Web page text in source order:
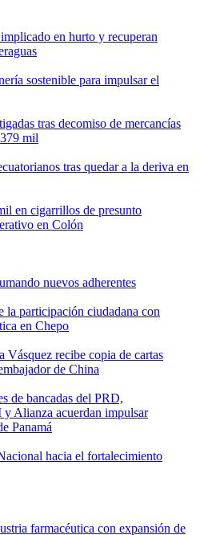
en hurto y recuperan
sostenible para impulsar el
tras decomiso de mercancías
mil
tras quedar a la deriva en
en cigarrillos de presunto
en Colón
nuevos adherentes
la participación ciudadana con
en Chepo
recibe copia de cartas
de China
de bancadas del PRD,
Alianza acuerdan impulsar
Panamá
hacia el fortalecimiento
farmacéutica con expansión de